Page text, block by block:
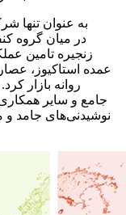
زنجیره تامین
عمده استاکیوز،
روانه بازار
نوشیدنی‌های جامد و